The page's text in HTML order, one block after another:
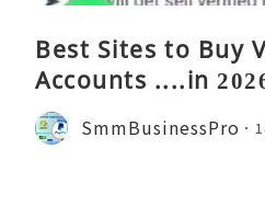
Best Sites to Buy
Accounts ....in
SmmBusinessPro